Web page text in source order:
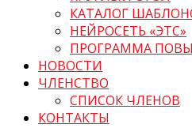
КАТАЛОГ
НЕЙРОСЕТЬ «ЭТС»
ПРОГРАММА
НОВОСТИ
ЧЛЕНСТВО
СПИСОК ЧЛЕНОВ
КОНТАКТЫ